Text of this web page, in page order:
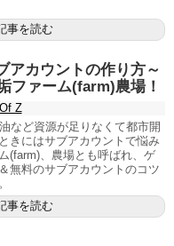
事を読む
アカウントの作り方～
ファーム(farm)農場！
Z
など資源が足りなくて都市開
きにはサブアカウントで悩み
(farm)、農場とも呼ばれ、ゲ
無料のサブアカウントのコツ
事を読む